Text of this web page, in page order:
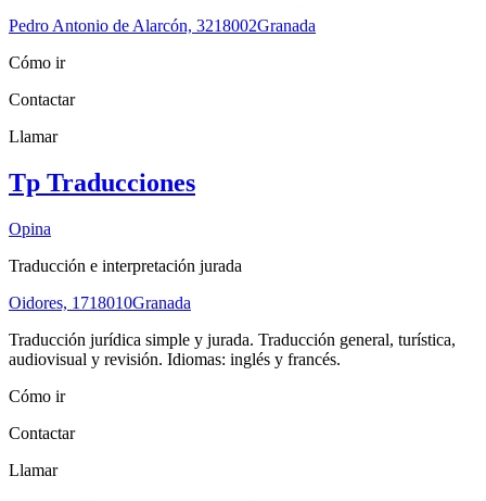
Pedro Antonio de Alarcón, 3218002Granada
Cómo ir
Contactar
Llamar
Tp Traducciones
Opina
Traducción e interpretación jurada
Oidores, 1718010Granada
Traducción jurídica simple y jurada. Traducción general, turística,
audiovisual y revisión. Idiomas: inglés y francés.
Cómo ir
Contactar
Llamar